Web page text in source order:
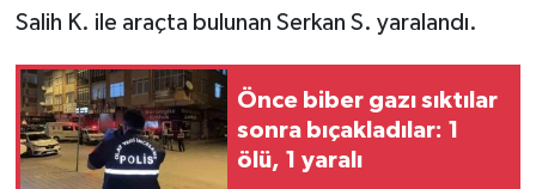
Salih K. ile araçta bulunan Serkan S. yaralandı.
Önce biber gazı sıktılar
sonra bıçakladılar: 1
ölü, 1 yaralı